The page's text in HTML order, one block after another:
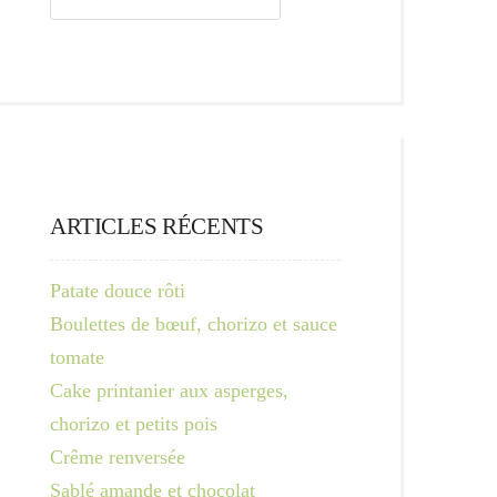
ARTICLES RÉCENTS
Patate douce rôti
Boulettes de bœuf, chorizo et sauce
tomate
Cake printanier aux asperges,
chorizo et petits pois
Crême renversée
Sablé amande et chocolat